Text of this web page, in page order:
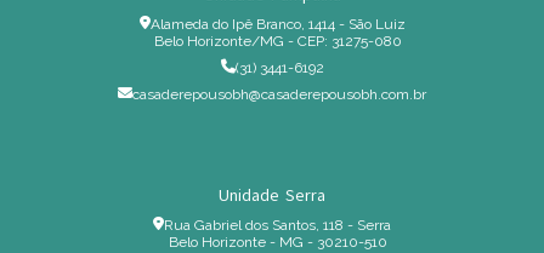
Alameda do Ipê Branco, 1414 - São Luiz
Belo Horizonte/MG - CEP: 31275-080
(31) 3441-6192
casaderepousobh@casaderepousobh.com.br
Unidade Serra
Rua Gabriel dos Santos, 118 - Serra
Belo Horizonte - MG - 30210-510